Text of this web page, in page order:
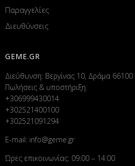
Παραγγελίες
Διευθύνσεις
GEME.GR
Διεύθυνση: Βεργίνας 10, Δράμα 66100
Πωλήσεις & υποστήριξη:
+306999430014
+302521400100
+302521091294
E-mail: info@geme.gr
Ώρες επικοινωνίας: 09:00 – 14:00